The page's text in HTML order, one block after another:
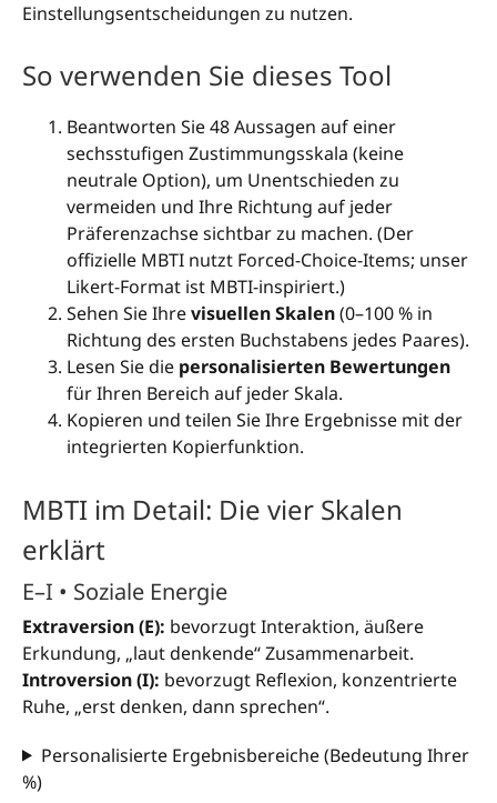
Einstellungsentscheidungen zu nutzen.
So verwenden Sie dieses Tool
Beantworten Sie 48 Aussagen auf einer
sechsstufigen Zustimmungsskala (keine
neutrale Option), um Unentschieden zu
vermeiden und Ihre Richtung auf jeder
Präferenzachse sichtbar zu machen. (Der
offizielle MBTI nutzt Forced-Choice-Items; unser
Likert-Format ist MBTI-inspiriert.)
Sehen Sie Ihrevisuellen Skalen(0–100 % in
Richtung des ersten Buchstabens jedes Paares).
Lesen Sie die personalisierten Bewertungen
für Ihren Bereich auf jeder Skala.
Kopieren und teilen Sie Ihre Ergebnisse mit der
integrierten Kopierfunktion.
MBTI im Detail: Die vier Skalen
erklärt
E–I • Soziale Energie
Extraversion (E): bevorzugt Interaktion, äußere
Erkundung, „laut denkende“ Zusammenarbeit.
Introversion (I): bevorzugt Reflexion, konzentrierte
Ruhe, „erst denken, dann sprechen“.
Personalisierte Ergebnisbereiche (Bedeutung Ihrer
%)